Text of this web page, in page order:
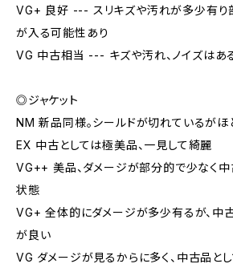
VG+ 良好 --- スリキズや汚れが多少有り
が入る可能性あり
VG 中古相当 --- キズや汚れ、ノイズはあ
◎ジャケット
NM 新品同様。シールドが切れているがほ
EX 中古としては極美品、一見して綺麗
VG++ 美品、ダメージが部分的で少なく
状態
VG+ 全体的にダメージが多少有るが、中
が良い
VG ダメージが見るからに多く、中古品と